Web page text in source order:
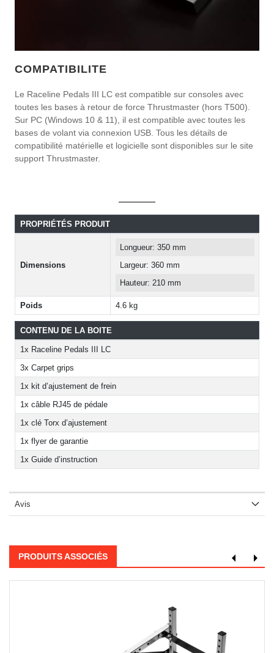
COMPATIBILITE
Le Raceline Pedals III LC est compatible sur consoles avec
toutes les bases à retour de force Thrustmaster (hors T500).
Sur PC (Windows 10 & 11), il est compatible avec toutes les
bases de volant via connexion USB. Tous les détails de
compatibilité matérielle et logicielle sont disponibles sur le site
support Thrustmaster.
PROPRIÉTÉS PRODUIT
Dimensions
Longueur: 350 mm
Largeur: 360 mm
Hauteur: 210 mm
Poids 4.6 kg
CONTENU DE LA BOITE
1x Raceline Pedals III LC
3x Carpet grips
1x kit d’ajustement de frein
1x câble RJ45 de pédale
1x clé Torx d’ajustement
1x flyer de garantie
1x Guide d’instruction
Avis
PRODUITS ASSOCIÉS